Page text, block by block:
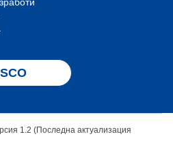
1.2 (Последна актуализация